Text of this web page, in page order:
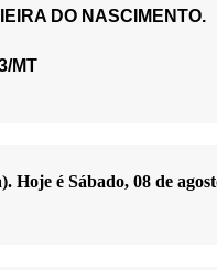
DO NASCIMENTO.
MT
Hoje é Sábado, 08 de